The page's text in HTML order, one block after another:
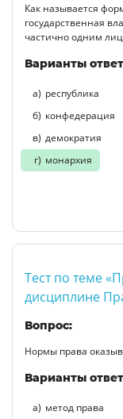
Как называется
государственная
частично одним
Варианты
республика
конфедерация
демократия
монархия
Тест по теме
дисциплине
Вопрос:
Нормы права
Варианты
метод права